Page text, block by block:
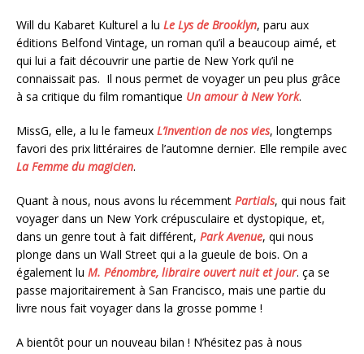
Will du Kabaret Kulturel a lu Le Lys de Brooklyn, paru aux
éditions Belfond Vintage, un roman qu’il a beaucoup aimé, et
qui lui a fait découvrir une partie de New York qu’il ne
connaissait pas. Il nous permet de voyager un peu plus grâce
à sa critique du film romantique Un amour à New York.
MissG, elle, a lu le fameux L’Invention de nos vies, longtemps
favori des prix littéraires de l’automne dernier. Elle rempile avec
La Femme du magicien.
Quant à nous, nous avons lu récemment Partials, qui nous fait
voyager dans un New York crépusculaire et dystopique, et,
dans un genre tout à fait différent, Park Avenue, qui nous
plonge dans un Wall Street qui a la gueule de bois. On a
également lu M. Pénombre, libraire ouvert nuit et jour. ça se
passe majoritairement à San Francisco, mais une partie du
livre nous fait voyager dans la grosse pomme !
A bientôt pour un nouveau bilan ! N’hésitez pas à nous